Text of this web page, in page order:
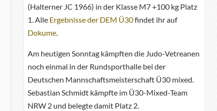
(Halterner JC 1966) in der Klasse M7 +100 kg Platz
1. Alle Ergebnisse der DEM Ü30findet ihr auf
Dokume.
Am heutigen Sonntag kämpften die Judo-Vetreanen
noch einmal in der Rundsporthalle bei der
Deutschen Mannschaftsmeisterschaft Ü30 mixed.
Sebastian Schmidt kämpfte im Ü30-Mixed-Team
NRW 2 und belegte damit Platz 2.